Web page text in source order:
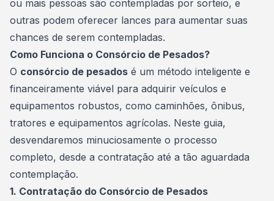
ou mais pessoas são contempladas por sorteio, e
outras podem oferecer lances para aumentar suas
chances de serem contempladas.
Como Funciona o Consórcio de Pesados?
O consórcio de pesados é um método inteligente e
financeiramente viável para adquirir veículos e
equipamentos robustos, como caminhões, ônibus,
tratores e equipamentos agrícolas. Neste guia,
desvendaremos minuciosamente o processo
completo, desde a contratação até a tão aguardada
contemplação.
1. Contratação do Consórcio de Pesados